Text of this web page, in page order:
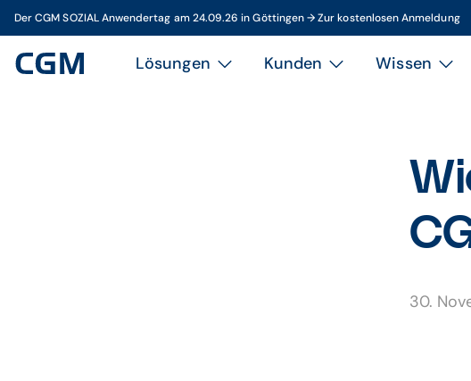
Der CGM SOZIAL Anwendertag am 24.09.26 in Göttingen → Zur kostenlosen Anmeldung
Lösungen Kunden Wissen
30.